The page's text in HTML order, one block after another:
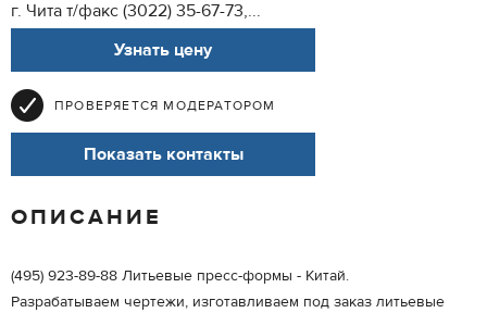
г. Чита т/факс (3022) 35-67-73,...
Узнать цену
ПРОВЕРЯЕТСЯ МОДЕРАТОРОМ
Показать контакты
ОПИСАНИЕ
(495) 923-89-88 Литьевые пресс-формы - Китай.
Разрабатываем чертежи, изготавливаем под заказ литьевые